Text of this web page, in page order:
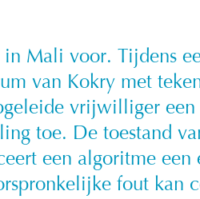
in Mali voor. Tijdens
van Kokry met
vrijwilliger
toe. De toestand
een algoritme een
fout kan